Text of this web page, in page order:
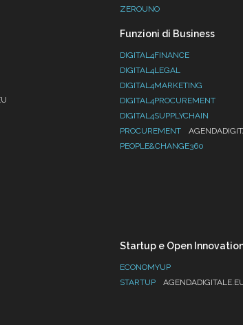
ZEROUNO
Funzioni di Business
DIGITAL4FINANCE
DIGITAL4LEGAL
DIGITAL4MARKETING
DIGITAL4PROCUREMENT
DIGITAL4SUPPLYCHAIN
PROCUREMENT
PEOPLE&CHANGE360
Startup e Open
ECONOMYUP
STARTUP